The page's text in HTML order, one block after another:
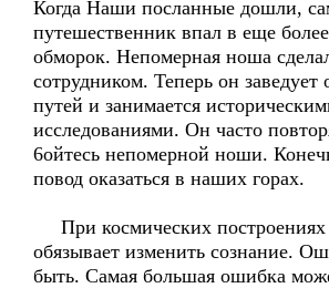
Когда Наши посланные дошли,
путешественник впал в еще
обморок. Непомерная ноша
сотрудником. Теперь он заведует
путей и занимается
исследованиями. Он часто
6ойтесь непомерной ноши.
повод оказаться в наших горах.
При космических
обязывает изменить сознание.
быть. Самая большая ошибка